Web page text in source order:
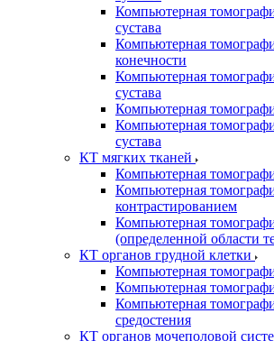
Компьютерная
сустава
Компьютерная
конечности
Компьютерная
сустава
Компьютерная
Компьютерная
сустава
КТ мягких тканей
Компьютерная
Компьютерная
контрастированием
Компьютерная
(определенной области
КТ органов грудной клетки
Компьютерная
Компьютерная
Компьютерная
средостения
КТ органов мочеполовой